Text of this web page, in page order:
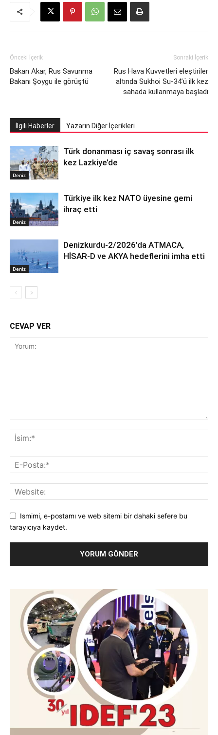
Önceki İçerik
Bakan Akar, Rus Savunma
Bakanı Şoygu ile görüştü
Sonraki İçerik
Rus Hava Kuvvetleri eleştiriler
altında Sukhoi Su-34’ü ilk kez
sahada kullanmaya başladı
İlgili Haberler Yazarın Diğer İçerikleri
Deniz
Türk donanması iç savaş sonrası ilk
kez Lazkiye’de
Deniz
Türkiye ilk kez NATO üyesine gemi
ihraç etti
Deniz
Denizkurdu-2/2026’da ATMACA,
HİSAR-D ve AKYA hedeflerini imha etti
CEVAP VER
Ismimi, e-postamı ve web sitemi bir dahaki sefere bu
tarayıcıya kaydet.